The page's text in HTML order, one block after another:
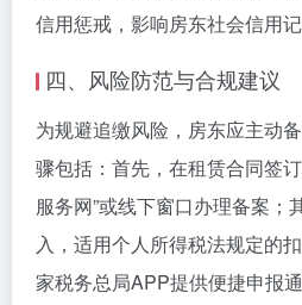
信用惩戒，影响房东社会信用记
四、风险防范与合规建议
为规避追缴风险，房东应主动
骤包括：首先，在租赁合同签
服务网”或线下窗口办理备案；
入，适用个人所得税法规定的
家税务总局APP提供便捷申报